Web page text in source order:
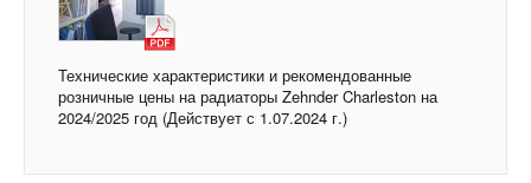
Технические характеристики и рекомендованные
розничные цены на радиаторы Zehnder Charleston на
2024/2025 год (Действует с 1.07.2024 г.)